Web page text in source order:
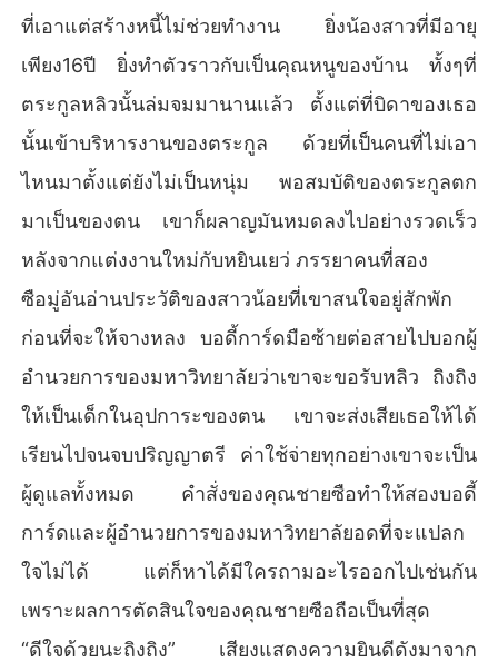
ที่เอาแต่สร้างหนี้ไม่ช่วยทำงาน ยิ่งน้องสาวที่มีอายุ
เพียง16ปี ยิ่งทำตัวราวกับเป็นคุณหนูของบ้าน ทั้งๆที่
ตระกูลหลิวนั้นล่มจมมานานแล้ว ตั้งแต่ที่บิดาของเธอ
นั้นเข้าบริหารงานของตระกูล ด้วยที่เป็นคนที่ไม่เอา
ไหนมาตั้งแต่ยังไม่เป็นหนุ่ม พอสมบัติของตระกูลตก
มาเป็นของตน เขาก็ผลาญมันหมดลงไปอย่างรวดเร็ว
หลังจากแต่งงานใหม่กับหยินเยว่ ภรรยาคนที่สอง
ซือมู่อันอ่านประวัติของสาวน้อยที่เขาสนใจอยู่สักพัก
ก่อนที่จะให้จางหลง บอดี้การ์ดมือซ้ายต่อสายไปบอกผู้
อำนวยการของมหาวิทยาลัยว่าเขาจะขอรับหลิว ถิงถิง
ให้เป็นเด็กในอุปการะของตน เขาจะส่งเสียเธอให้ได้
เรียนไปจนจบปริญญาตรี ค่าใช้จ่ายทุกอย่างเขาจะเป็น
ผู้ดูแลทั้งหมด คำสั่งของคุณชายซือทำให้สองบอดี้
การ์ดและผู้อำนวยการของมหาวิทยาลัยอดที่จะแปลก
ใจไม่ได้ แต่ก็หาได้มีใครถามอะไรออกไปเช่นกัน
เพราะผลการตัดสินใจของคุณชายซือถือเป็นที่สุด
“ดีใจด้วยนะถิงถิง” เสียงแสดงความยินดีดังมาจาก